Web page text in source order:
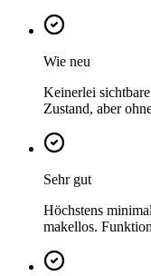
Wie neu
Keinerlei
Zustand, aber
Sehr gut
Höchstens
makellos.